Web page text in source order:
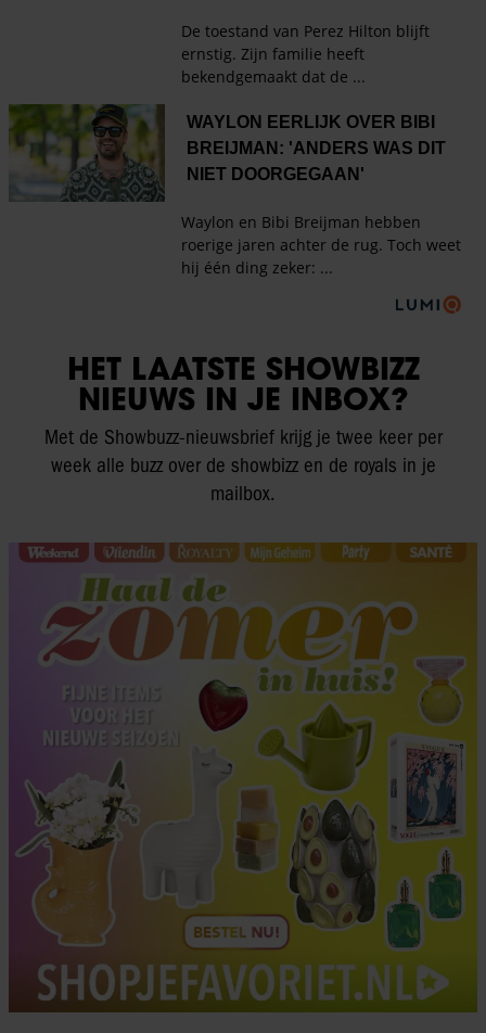
HET LAATSTE SHOWBIZZ
NIEUWS IN JE INBOX?
Met de Showbuzz-nieuwsbrief krijg je twee keer per
week alle buzz over de showbizz en de royals in je
mailbox.